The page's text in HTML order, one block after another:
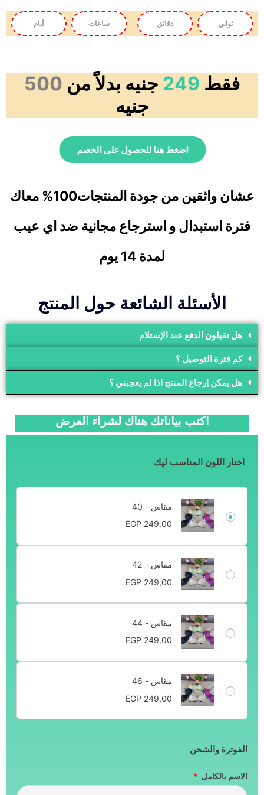
أيام ساعات دقائق ثواني
فقط 249 جنيه بدلاً من 500
جنيه
اضغط هنا للحصول على الخصم
عشان واثقين من جودة المنتجات100% معاك
فترة استبدال و استرجاع مجانية ضد اي عيب
لمدة 14 يوم
الأسئلة الشائعة حول المنتج
هل تقبلون الدفع عند الإستلام
كم فترة التوصيل ؟
هل يمكن إرجاع المنتج اذا لم يعجبني ؟
اكتب بياناتك هناك لشراء العرض
اختار اللون المناسب ليك
مقاس - 40
249,00
EGP
مقاس - 42
249,00
EGP
مقاس - 44
249,00
EGP
مقاس - 46
249,00
EGP
الفوترة والشحن
الاسم بالكامل *